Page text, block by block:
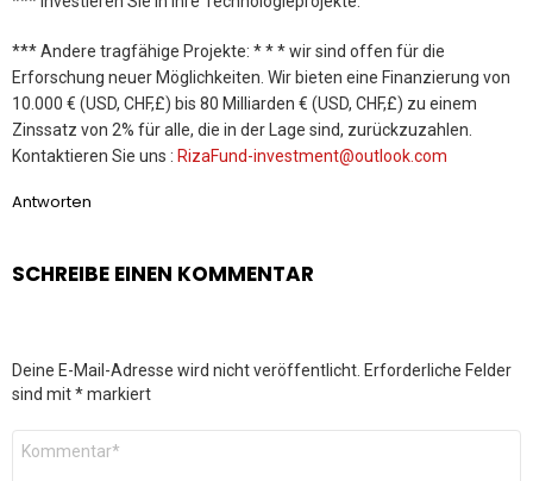
*** Andere tragfähige Projekte: * * * wir sind offen für die
Erforschung neuer Möglichkeiten. Wir bieten eine Finanzierung von
10.000 € (USD, CHF,£) bis 80 Milliarden € (USD, CHF,£) zu einem
Zinssatz von 2% für alle, die in der Lage sind, zurückzuzahlen.
Kontaktieren Sie uns : RizaFund-investment@outlook.com
Antworten
SCHREIBE EINEN KOMMENTAR
Deine E-Mail-Adresse wird nicht veröffentlicht. Erforderliche Felder
sind mit*markiert
Kommentar